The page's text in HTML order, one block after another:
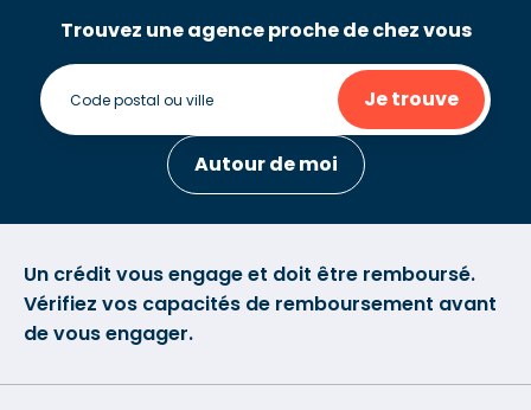
Trouvez une agence proche de chez vous
Je trouve
Autour de moi
Un crédit vous engage et doit être remboursé.
Vérifiez vos capacités de remboursement avant
de vous engager.